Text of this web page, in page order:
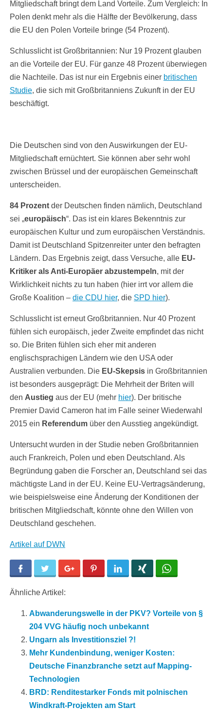
Mitgliedschaft bringt dem Land Vorteile. Zum Vergleich: In
Polen denkt mehr als die Hälfte der Bevölkerung, dass
die EU den Polen Vorteile bringe (54 Prozent).
Schlusslicht ist Großbritannien: Nur 19 Prozent glauben
an die Vorteile der EU. Für ganze 48 Prozent überwiegen
die Nachteile. Das ist nur ein Ergebnis einer britischen
Studie, die sich mit Großbritanniens Zukunft in der EU
beschäftigt.
Die Deutschen sind von den Auswirkungen der EU-
Mitgliedschaft ernüchtert. Sie können aber sehr wohl
zwischen Brüssel und der europäischen Gemeinschaft
unterscheiden.
84 Prozent der Deutschen finden nämlich, Deutschland
sei „europäisch“. Das ist ein klares Bekenntnis zur
europäischen Kultur und zum europäischen Verständnis.
Damit ist Deutschland Spitzenreiter unter den befragten
Ländern. Das Ergebnis zeigt, dass Versuche, alle EU-
Kritiker als Anti-Europäer abzustempeln, mit der
Wirklichkeit nichts zu tun haben (hier irrt vor allem die
Große Koalition – die CDU hier, die SPD hier).
Schlusslicht ist erneut Großbritannien. Nur 40 Prozent
fühlen sich europäisch, jeder Zweite empfindet das nicht
so. Die Briten fühlen sich eher mit anderen
englischsprachigen Ländern wie den USA oder
Australien verbunden. Die EU-Skepsis in Großbritannien
ist besonders ausgeprägt: Die Mehrheit der Briten will
den Austieg aus der EU (mehr hier). Der britische
Premier David Cameron hat im Falle seiner Wiederwahl
2015 ein Referendum über den Ausstieg angekündigt.
Untersucht wurden in der Studie neben Großbritannien
auch Frankreich, Polen und eben Deutschland. Als
Begründung gaben die Forscher an, Deutschland sei das
mächtigste Land in der EU. Keine EU-Vertragsänderung,
wie beispielsweise eine Änderung der Konditionen der
britischen Mitgliedschaft, könnte ohne den Willen von
Deutschland geschehen.
Artikel auf DWN
Facebook Twitter Google+ Pinterest LinkedIn
Ähnliche Artikel:
Abwanderungswelle in der PKV? Vorteile von §
204 VVG häufig noch unbekannt
Ungarn als Investitionsziel ?!
Mehr Kundenbindung, weniger Kosten:
Deutsche Finanzbranche setzt auf Mapping-
Technologien
BRD: Renditestarker Fonds mit polnischen
Windkraft-Projekten am Start